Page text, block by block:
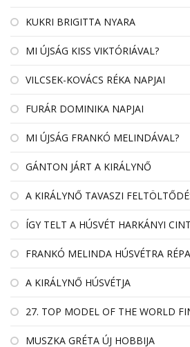
KUKRI BRIGITTA NYARA
MI ÚJSÁG KISS VIKTÓRIÁVAL?
VILCSEK-KOVÁCS RÉKA NAPJAI
FURÁR DOMINIKA NAPJAI
MI ÚJSÁG FRANKÓ MELINDÁVAL?
GÁNTON JÁRT A KIRÁLYNŐ
A KIRÁLYNŐ TAVASZI
ÍGY TELT A HÚSVÉT HARKÁNYI
FRANKÓ MELINDA HÚSVÉTRA
A KIRÁLYNŐ HÚSVÉTJA
27. TOP MODEL OF THE WORLD
MUSZKA GRÉTA ÚJ HOBBIJA